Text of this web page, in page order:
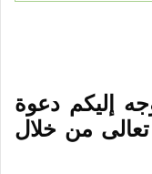
إليكم دعوة
من خلال